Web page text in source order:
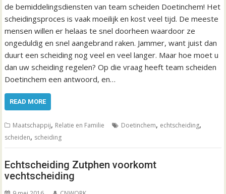
de bemiddelingsdiensten van team scheiden Doetinchem! Het
scheidingsproces is vaak moeilijk en kost veel tijd. De meeste
mensen willen er helaas te snel doorheen waardoor ze
ongeduldig en snel aangebrand raken. Jammer, want juist dan
duurt een scheiding nog veel en veel langer. Maar hoe moet u
dan uw scheiding regelen? Op die vraag heeft team scheiden
Doetinchem een antwoord, en…
READ MORE
Maatschappij, Relatie en Familie Doetinchem, echtscheiding,
scheiden, scheiding
Echtscheiding Zutphen voorkomt
vechtscheiding